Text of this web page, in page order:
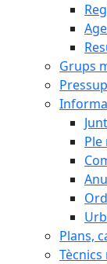
Grups
Plans,